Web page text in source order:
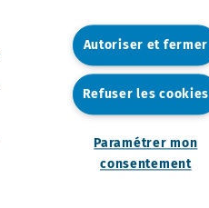
Autoriser et fermer
Refuser les cookies
Paramétrer mon
consentement